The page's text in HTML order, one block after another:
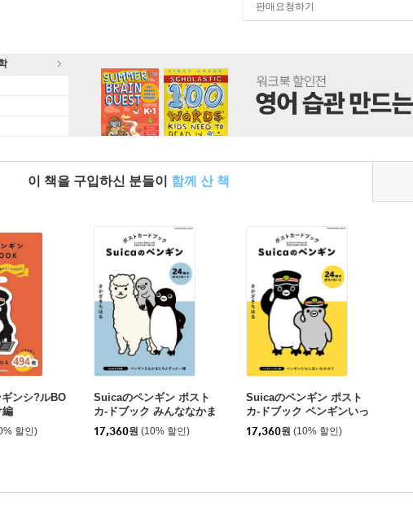
판매요청하기
이 책을 구입하신 분들이 함께 산 책
ンシ?ルBO
編
할인)
Suicaのペンギン ポスト
カ-ドブック みんななかま
編
17,360원 (10% 할인)
Suicaのペンギン ポスト
カ-ドブック ペンギンいっ
ぱい編
17,360원 (10% 할인)